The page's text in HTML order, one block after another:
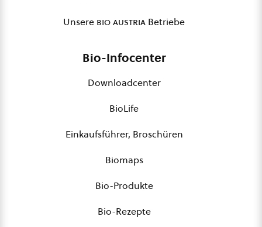
Unsere bio austria Betriebe
Bio-Infocenter
Downloadcenter
BioLife
Einkaufsführer, Broschüren
Biomaps
Bio-Produkte
Bio-Rezepte